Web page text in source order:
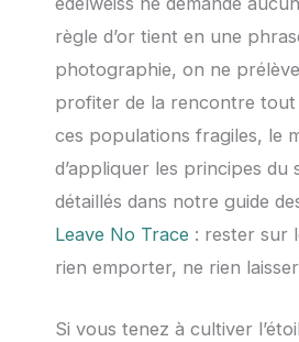
règle d’or tient en une
photographie, on ne
profiter de la rencontre
ces populations fragiles, le
d’appliquer les principes du
détaillés dans notre guide
Leave No Trace : rester sur
rien emporter, ne rien
Si vous tenez à cultiver